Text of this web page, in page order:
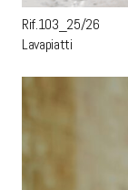
Rif.103_25/26
Lavapiatti